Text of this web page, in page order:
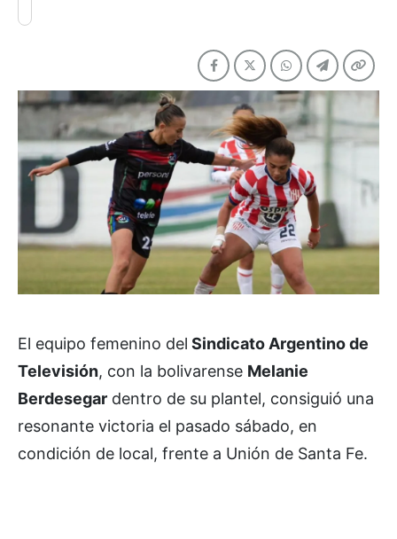
El equipo femenino del Sindicato Argentino de
Televisión, con la bolivarense Melanie
Berdesegar dentro de su plantel, consiguió una
resonante victoria el pasado sábado, en
condición de local, frente a Unión de Santa Fe.